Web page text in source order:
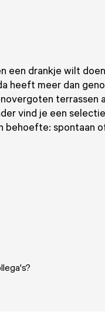
een drankje wilt
heeft meer dan
terrassen
vind je een
behoefte: spontaan